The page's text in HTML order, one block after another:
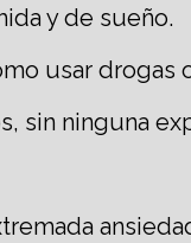
y de sueño.
usar drogas
sin ninguna